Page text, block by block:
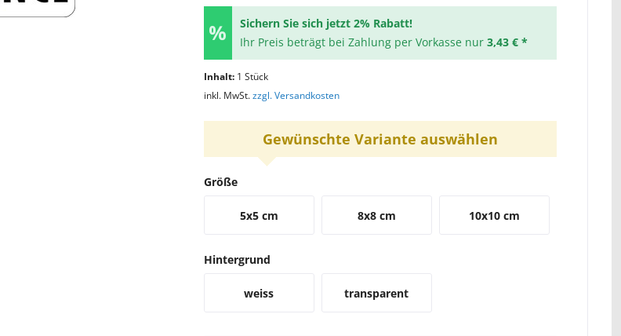
Sichern Sie sich jetzt 2% Rabatt!
Ihr Preis beträgt bei Zahlung per Vorkasse nur 3,43 € *
Inhalt: 1 Stück
inkl. MwSt.zzgl. Versandkosten
Gewünschte Variante auswählen
Größe
5x5 cm 8x8 cm 10x10 cm
Hintergrund
weiss transparent